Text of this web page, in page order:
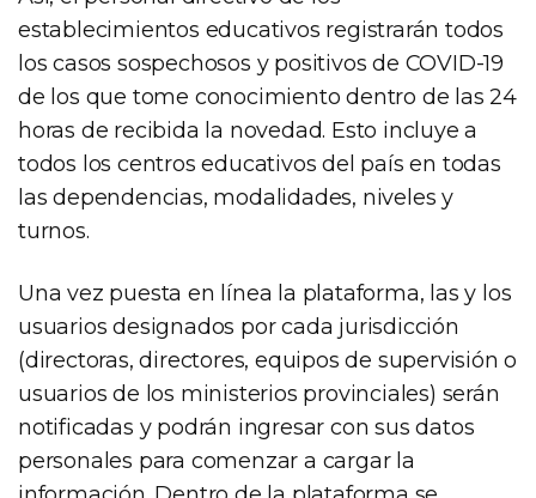
establecimientos educativos registrarán todos
los casos sospechosos y positivos de COVID-19
de los que tome conocimiento dentro de las 24
horas de recibida la novedad. Esto incluye a
todos los centros educativos del país en todas
las dependencias, modalidades, niveles y
turnos.
Una vez puesta en línea la plataforma, las y los
usuarios designados por cada jurisdicción
(directoras, directores, equipos de supervisión o
usuarios de los ministerios provinciales) serán
notificadas y podrán ingresar con sus datos
personales para comenzar a cargar la